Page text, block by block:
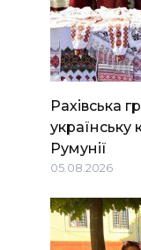
Рахівська
українську
Румунії
05.08.2026